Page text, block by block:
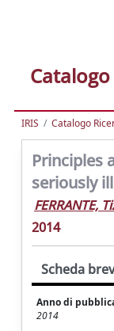
IRIS Catalogo
Principles
seriously
FERRANTE,
2014
Scheda
Anno di
2014